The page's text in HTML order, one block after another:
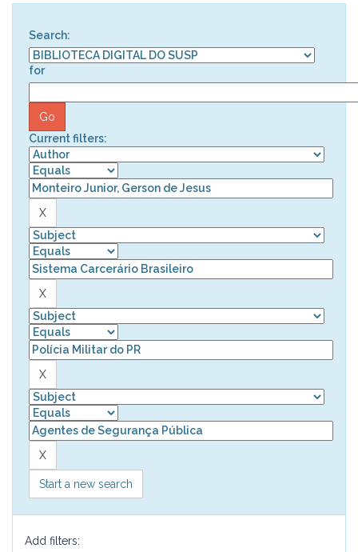
Search:
for
Current filters:
Start a new search
Add filters: